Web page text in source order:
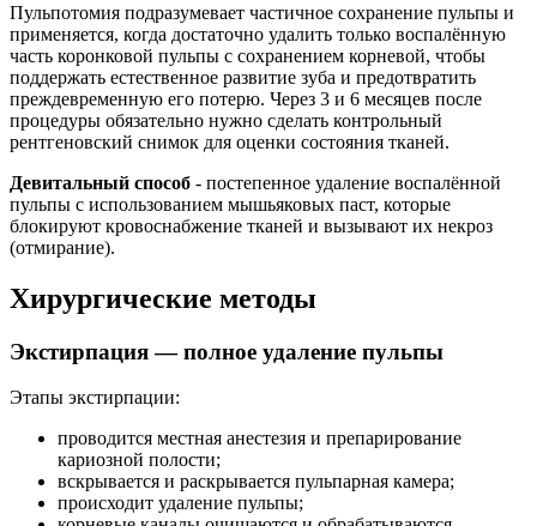
Пульпотомия подразумевает частичное сохранение пульпы и
применяется, когда достаточно удалить только воспалённую
часть коронковой пульпы с сохранением корневой, чтобы
поддержать естественное развитие зуба и предотвратить
преждевременную его потерю. Через 3 и 6 месяцев после
процедуры обязательно нужно сделать контрольный
рентгеновский снимок для оценки состояния тканей.
Девитальный способ - постепенное удаление воспалённой
пульпы с использованием мышьяковых паст, которые
блокируют кровоснабжение тканей и вызывают их некроз
(отмирание).
Хирургические методы
Экстирпация — полное удаление пульпы
Этапы экстирпации:
проводится местная анестезия и препарирование
кариозной полости;
вскрывается и раскрывается пульпарная камера;
происходит удаление пульпы;